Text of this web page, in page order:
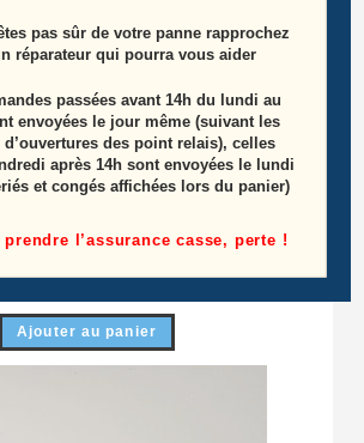
récepteur IR télé SAMSUNG
Référence: BN41-02398A
Ajouter au panier
pas sûr de votre panne rapprochez
réparateur qui pourra vous aider
passées avant 14h du lundi au
envoyées le jour même (suivant les
des point relais), celles
après 14h sont envoyées le lundi
et congés affichées lors du panier)
prendre l’assurance casse, perte !